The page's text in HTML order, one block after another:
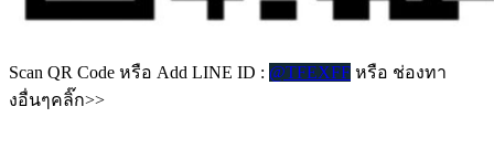
Scan QR Code หรือ Add LINE ID : @TFEXFF หรือ ช่องทา
งอื่นๆคลิ๊ก>>